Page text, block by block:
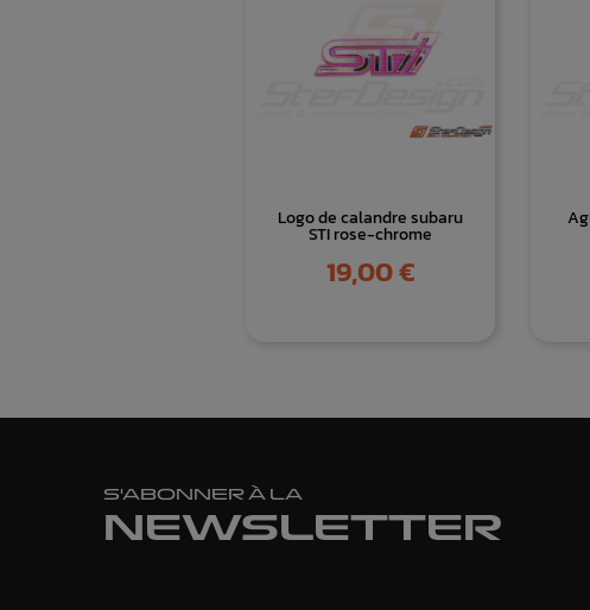
Logo de calandre subaru
STI rose-chrome
Prix
19,00 €
S'ABONNER À LA
NEWSLETTER